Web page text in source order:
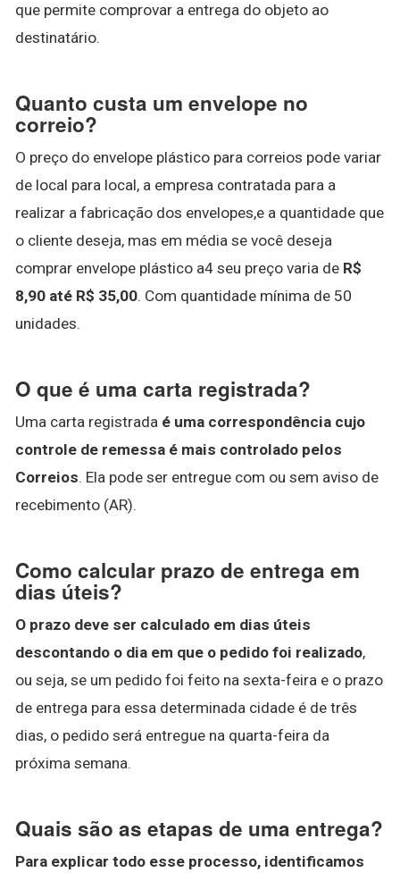
que permite comprovar a entrega do objeto ao
destinatário.
Quanto custa um envelope no
correio?
O preço do envelope plástico para correios pode variar
de local para local, a empresa contratada para a
realizar a fabricação dos envelopes,e a quantidade que
o cliente deseja, mas em média se você deseja
comprar envelope plástico a4 seu preço varia de R$
8,90 até R$ 35,00. Com quantidade mínima de 50
unidades.
O que é uma carta registrada?
Uma carta registrada é uma correspondência cujo
controle de remessa é mais controlado pelos
Correios. Ela pode ser entregue com ou sem aviso de
recebimento (AR).
Como calcular prazo de entrega em
dias úteis?
O prazo deve ser calculado em dias úteis
descontando o dia em que o pedido foi realizado,
ou seja, se um pedido foi feito na sexta-feira e o prazo
de entrega para essa determinada cidade é de três
dias, o pedido será entregue na quarta-feira da
próxima semana.
Quais são as etapas de uma entrega?
Para explicar todo esse processo, identificamos